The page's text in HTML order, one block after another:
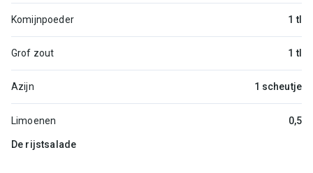
Komijnpoeder 1 tl
Grof zout 1 tl
Azijn 1 scheutje
Limoenen 0,5
De rijstsalade